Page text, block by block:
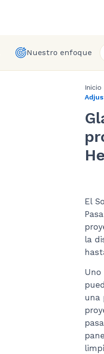
Nuestro enfoque
Inicio
El
la
una